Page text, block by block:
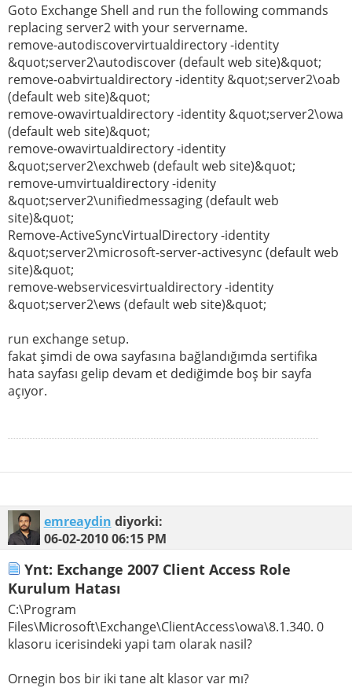
Goto Exchange Shell and run the following commands
replacing server2 with your servername.
remove-autodiscovervirtualdirectory -identity
&quot;server2\autodiscover (default web site)&quot;
remove-oabvirtualdirectory -identity &quot;server2\oab
(default web site)&quot;
remove-owavirtualdirectory -identity &quot;server2\owa
(default web site)&quot;
remove-owavirtualdirectory -identity
&quot;server2\exchweb (default web site)&quot;
remove-umvirtualdirectory -idenity
&quot;server2\unifiedmessaging (default web
site)&quot;
Remove-ActiveSyncVirtualDirectory -identity
&quot;server2\microsoft-server-activesync (default web
site)&quot;
remove-webservicesvirtualdirectory -identity
&quot;server2\ews (default web site)&quot;
run exchange setup.
fakat şimdi de owa sayfasına bağlandığımda sertifika
hata sayfası gelip devam et dediğimde boş bir sayfa
açıyor.
emreaydin diyorki:
06-02-201006:15 PM
Ynt: Exchange 2007 Client Access Role
Kurulum Hatası
C:\Program
Files\Microsoft\Exchange\ClientAccess\owa\8.1.340. 0
klasoru icerisindeki yapi tam olarak nasil?
Ornegin bos bir iki tane alt klasor var mı?